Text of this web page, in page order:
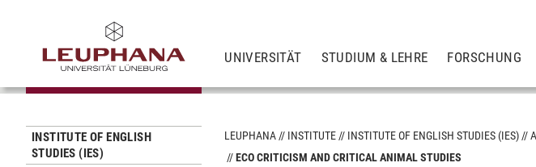
UNIVERSITÄT STUDIUM & LEHRE FORSCHUNG
INSTITUTE OF ENGLISH
STUDIES (IES)
LEUPHANA INSTITUTE INSTITUTE OF ENGLISH STUDIES (IES)
ECO CRITICISM AND CRITICAL ANIMAL STUDIES